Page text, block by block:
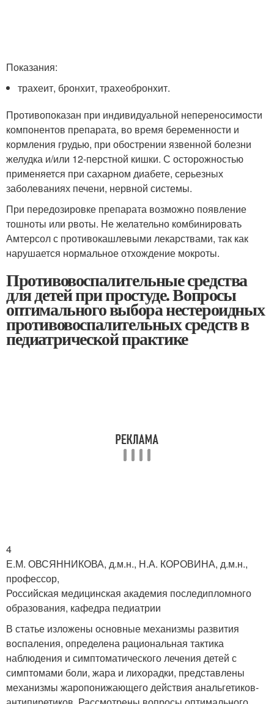
Показания:
трахеит, бронхит, трахеобронхит.
Противопоказан при индивидуальной непереносимости
компонентов препарата, во время беременности и
кормления грудью, при обострении язвенной болезни
желудка и/или 12-перстной кишки. С осторожностью
применяется при сахарном диабете, серьезных
заболеваниях печени, нервной системы.
При передозировке препарата возможно появление
тошноты или рвоты. Не желательно комбинировать
Амтерсол с противокашлевыми лекарствами, так как
нарушается нормальное отхождение мокроты.
Противовоспалительные средства
для детей при простуде. Вопросы
оптимального выбора нестероидных
противовоспалительных средств в
педиатрической практике
4
Е.М. ОВСЯННИКОВА, д.м.н., Н.А. КОРОВИНА, д.м.н.,
профессор,
Российская медицинская академия последипломного
образования, кафедра педиатрии
В статье изложены основные механизмы развития
воспаления, определена рациональная тактика
наблюдения и симптоматического лечения детей с
симптомами боли, жара и лихорадки, представлены
механизмы жаропонижающего действия анальгетиков-